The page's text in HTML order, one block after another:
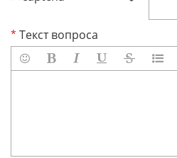
* Текст вопроса
     